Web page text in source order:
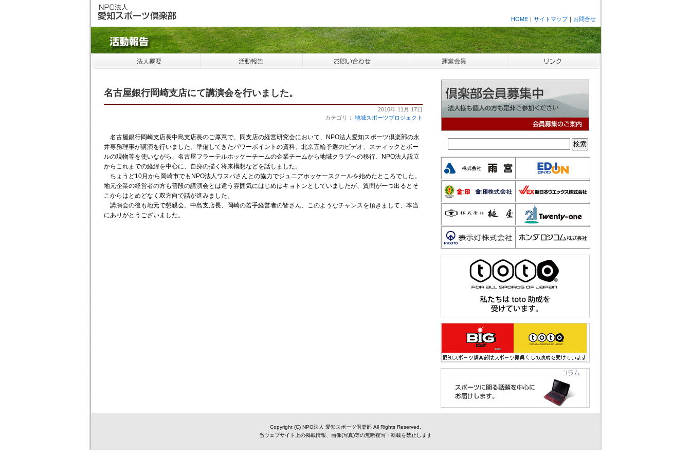
HOME ｜ サイトマップ｜ お問合せ
名古屋銀行岡崎支店にて講演会を行いました。
2010年 11月 17日
カテゴリ： 地域スポーツプロジェクト
名古屋銀行岡崎支店長中島支店長のご厚意で、同支店の経営研究会において、NPO法人愛知スポーツ倶楽部の永
井専務理事が講演を行いました。準備してきたパワーポイントの資料、北京五輪予選のビデオ、スティックとボー
ルの現物等を使いながら、名古屋フラーテルホッケーチームの企業チームから地域クラブへの移行、NPO法人設立
からこれまでの経緯を中心に、自身の描く将来構想などを話しました。
ちょうど10月から岡崎市でもNPO法人ワスパさんとの協力でジュニアホッケースクールを始めたところでした。
地元企業の経営者の方も普段の講演会とは違う雰囲気にはじめはキョトンとしていましたが、質問が一つ出るとそ
こからはとめどなく双方向で話が進みました。
講演会の後も地元で懇親会。中島支店長、岡崎の若手経営者の皆さん、このようなチャンスを頂きまして、本当
にありがとうございました。
Copyright (C) NPO法人 愛知スポーツ倶楽部 All Rights Reserved.
当ウェブサイト上の掲載情報、画像(写真)等の無断複写・転載を禁止します